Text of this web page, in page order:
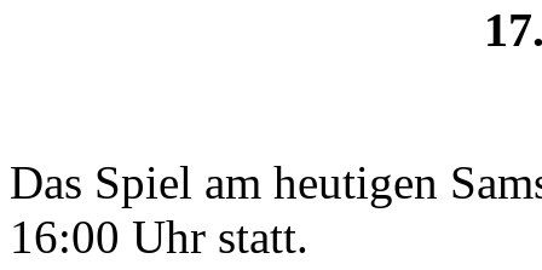
Das Spiel am heutigen
16:00 Uhr statt.